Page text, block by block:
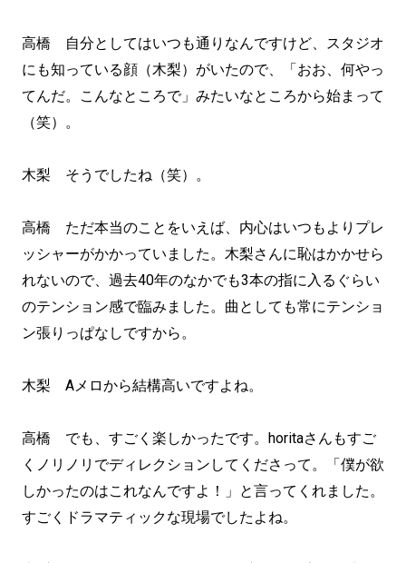
高橋 自分としてはいつも通りなんですけど、スタジオ
にも知っている顔（木梨）がいたので、「おお、何やっ
てんだ。こんなところで」みたいなところから始まって
（笑）。
木梨 そうでしたね（笑）。
高橋 ただ本当のことをいえば、内心はいつもよりプレ
ッシャーがかかっていました。木梨さんに恥はかかせら
れないので、過去40年のなかでも3本の指に入るぐらい
のテンション感で臨みました。曲としても常にテンショ
ン張りっぱなしですから。
木梨 Aメロから結構高いですよね。
高橋 でも、すごく楽しかったです。horitaさんもすご
くノリノリでディレクションしてくださって。「僕が欲
しかったのはこれなんですよ！」と言ってくれました。
すごくドラマティックな現場でしたよね。